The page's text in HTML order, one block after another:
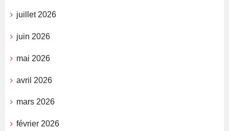
juillet 2026
juin 2026
mai 2026
avril 2026
mars 2026
février 2026